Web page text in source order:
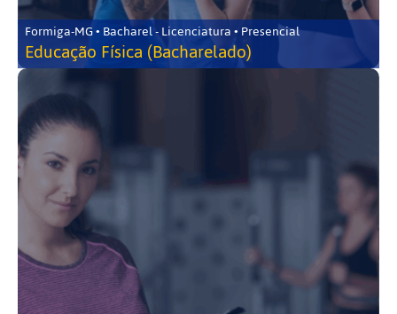
Formiga-MG • Bacharel - Licenciatura • Presencial
Educação Física (Bacharelado)